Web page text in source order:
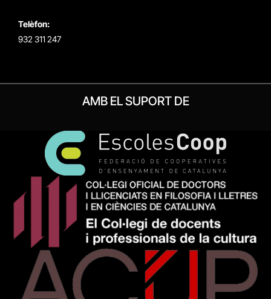
Telèfon:
932 311 247
AMB EL SUPORT DE